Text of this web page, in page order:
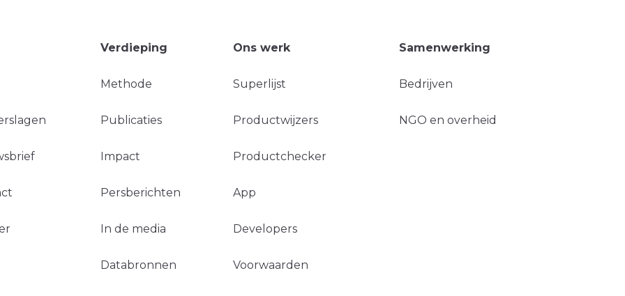
Verdieping
Methode
Publicaties
Impact
Persberichten
In de media
Databronnen
Ons werk
Superlijst
Productwijzers
Productchecker
App
Developers
Voorwaarden
Samenwerking
Bedrijven
NGO en overheid